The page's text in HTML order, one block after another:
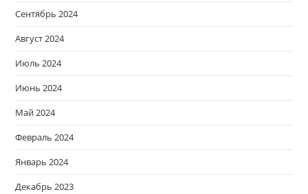
Сентябрь 2024
Август 2024
Июль 2024
Июнь 2024
Май 2024
Февраль 2024
Январь 2024
Декабрь 2023